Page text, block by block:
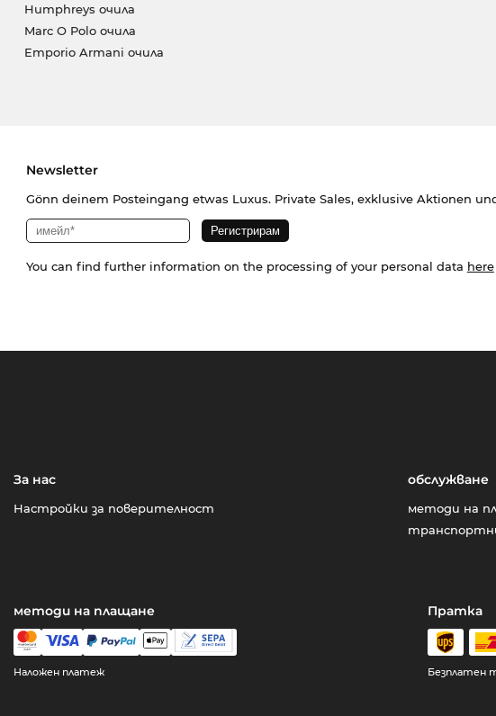
Humphreys очила
Marc O Polo очила
Emporio Armani очила
Newsletter
Gönn deinem Posteingang etwas Luxus. Private Sales, exklusive Aktionen
You can find further information on the processing of your personal data here
За нас
Настройки за поверителност
обслужване
методи на
методи на плащане
Наложен платеж
Пратка
Безплатен